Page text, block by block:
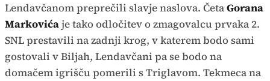
Lendavčanom preprečili slavje naslova. ČetaGorana
Markovićaje tako odločitev o zmagovalcu prvaka 2.
SNL prestavili na zadnji krog, v katerem bodo sami
gostovali v Biljah, Lendavčani pa se bodo na
domačem igrišču pomerili s Triglavom. Tekmeca na